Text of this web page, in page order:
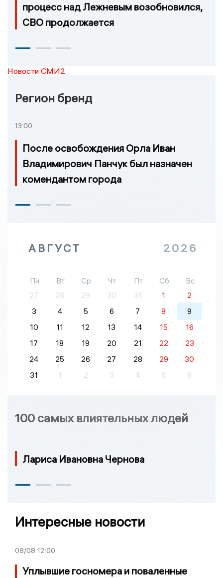
процесс над Лежневым возобновился,
СВО продолжается
Новости СМИ2
Регион бренд
13:00
После освобождения Орла Иван
Владимирович Панчук был назначен
комендантом города
АВГУСТ 2026
Пн Вт Ср Чт Пт Сб
Вс
27
28 29 30 31 1
2
3
4 5 6 7 8
9
10
11 12 13 14 15
16
17
18 19 20 21 22
23
24
25 26 27 28 29
30
31
1 2 3 4 5 6
100 самых влиятельных людей
Лариса Ивановна Чернова
Интересные новости
08/08 12:00
Уплывшие госномера и поваленные